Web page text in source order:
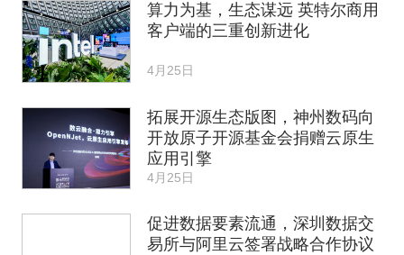
算力为基，生态谋远 英特尔商用
客户端的三重创新进化
4月25日
拓展开源生态版图，神州数码向
开放原子开源基金会捐赠云原生
应用引擎
4月25日
促进数据要素流通，深圳数据交
易所与阿里云签署战略合作协议